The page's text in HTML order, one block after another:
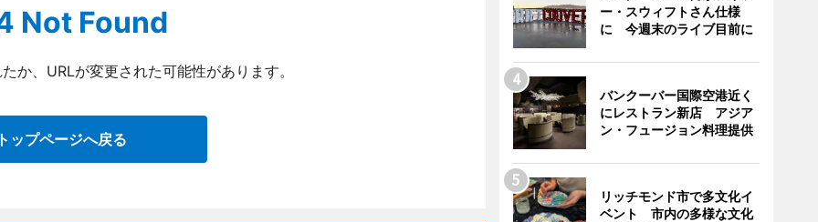
Not Found
か、URLが変更された可能性があります。
ップページへ戻る
ー・スウィフトさん仕様
に 今週末のライブ目前に
バンクーバー国際空港近く
にレストラン新店 アジア
ン・フュージョン料理提供
リッチモンド市で多文化イ
ベント 市内の多様な文化